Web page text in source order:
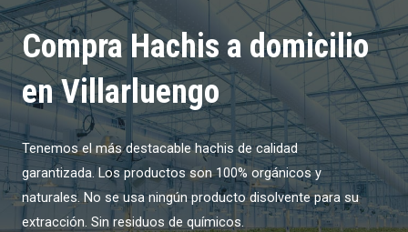
Compra Hachis a domicilio
en Villarluengo
Tenemos el más destacable hachis de calidad
garantizada. Los productos son 100% orgánicos y
naturales. No se usa ningún producto disolvente para su
extracción. Sin residuos de químicos.